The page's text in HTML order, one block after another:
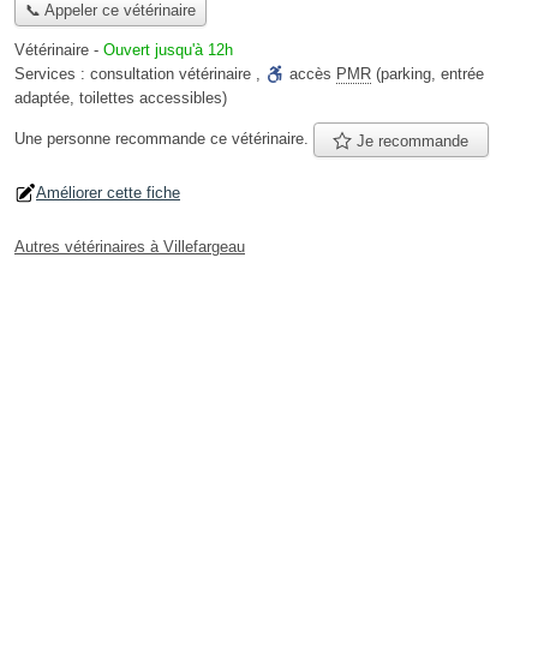
📞 Appeler ce vétérinaire
Vétérinaire - Ouvert jusqu'à 12h
Services : consultation vétérinaire , accès PMR (parking, entrée
adaptée, toilettes accessibles)
Une personne recommande ce vétérinaire. Je recommande
Améliorer cette fiche
Autres vétérinaires à Villefargeau